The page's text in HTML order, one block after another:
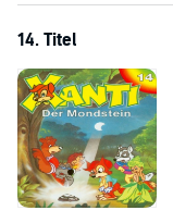
14. Titel